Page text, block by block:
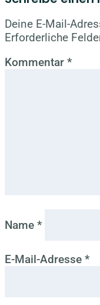
Deine E-Mail-
Erforderliche
Kommentar *
Name *
E-Mail-Adresse *